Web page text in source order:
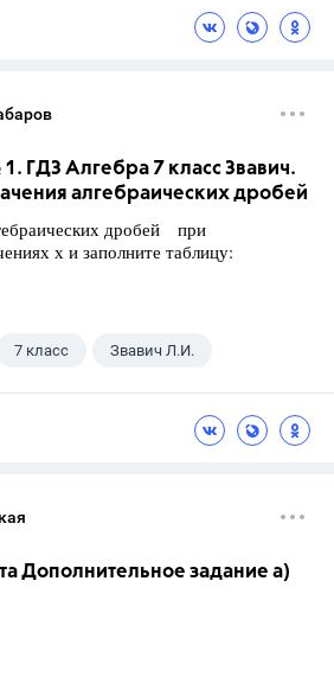
ГДЗ Алгебра 7 класс Звавич.
алгебраических дробей
дробей при
х и заполните таблицу:
7 класс Звавич Л.И.
Дополнительное задание а)